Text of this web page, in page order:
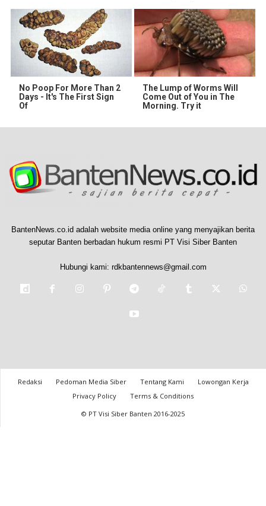
No Poop For More Than 2
Days - It's The First Sign
Of
The Lump of Worms Will
Come Out of You in The
Morning. Try it
BantenNews.co.id adalah website media online yang menyajikan berita
seputar Banten berbadan hukum resmi PT Visi Siber Banten
Hubungi kami: rdkbantennews@gmail.com
Redaksi Pedoman Media Siber Tentang Kami
Lowongan Kerja
Privacy Policy
Terms & Conditions
© PT Visi Siber Banten 2016-2025